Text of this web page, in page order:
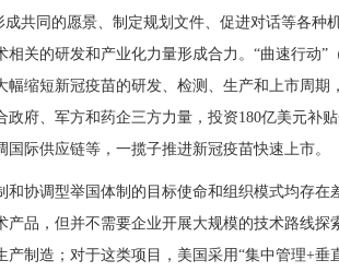
共同的愿景、制定规划文件、促进对话等各种
关的研发和产业化力量形成合力。“曲速行动”
幅缩短新冠疫苗的研发、检测、生产和上市周期
政府、军方和药企三方力量，投资180亿美元补
国际供应链等，一揽子推进新冠疫苗快速上市。
和协调型举国体制的目标使命和组织模式均存
产品，但并不需要企业开展大规模的技术路线
产制造；对于这类项目，美国采用“集中管理+垂